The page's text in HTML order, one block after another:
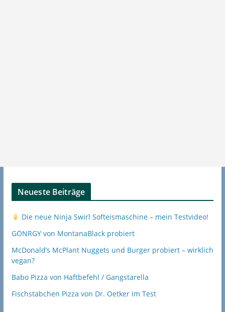
Neueste Beiträge
Die neue Ninja Swirl Softeismaschine – mein Testvideo!
GÖNRGY von MontanaBlack probiert
McDonald’s McPlant Nuggets und Burger probiert – wirklich
vegan?
Babo Pizza von Haftbefehl / Gangstarella
Fischstäbchen Pizza von Dr. Oetker im Test